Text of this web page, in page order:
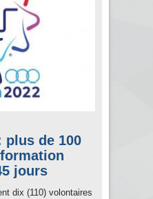
plus de 100
jours
dix (110) volontaires